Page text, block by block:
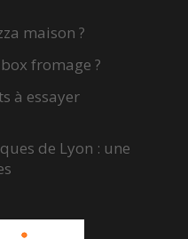
maison ?
fromage ?
à essayer
de Lyon : une